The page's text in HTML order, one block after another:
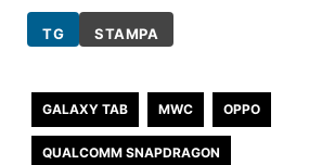
TG STAMPA
GALAXY TAB MWC OPPO
QUALCOMM SNAPDRAGON